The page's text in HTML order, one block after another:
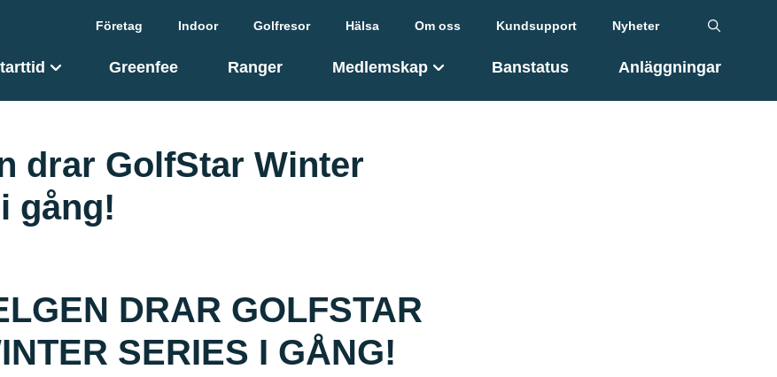
Företag Indoor Golfresor Hälsa Om oss Kundsupport Nyheter
Greenfee Ranger Medlemskap Banstatus Anläggningar
drar GolfStar Winter
gång!
DRAR GOLFSTAR
SERIES I GÅNG!